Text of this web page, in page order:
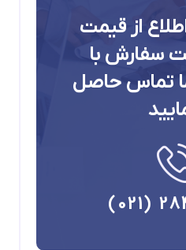
از قیمت
سفارش با
تماس حاصل